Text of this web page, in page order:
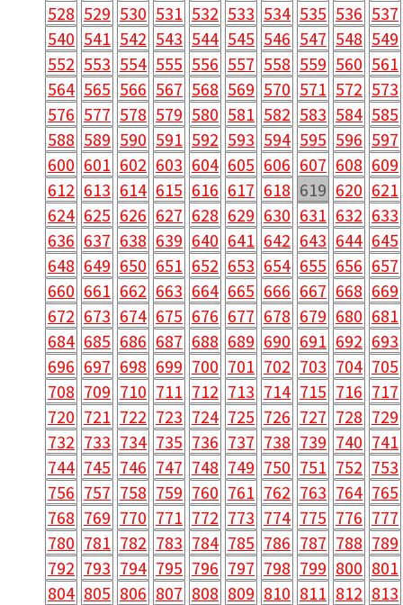
528 529 530 531 532 533 534 535 536 537
540 541 542 543 544 545 546 547 548 549
552 553 554 555 556 557 558 559 560 561
564 565 566 567 568 569 570 571 572 573
576 577 578 579 580 581 582 583 584 585
588 589 590 591 592 593 594 595 596 597
600 601 602 603 604 605 606 607 608 609
612 613 614 615 616 617 618 619 620 621
624 625 626 627 628 629 630 631 632 633
636 637 638 639 640 641 642 643 644 645
648 649 650 651 652 653 654 655 656 657
660 661 662 663 664 665 666 667 668 669
672 673 674 675 676 677 678 679 680 681
684 685 686 687 688 689 690 691 692 693
696 697 698 699 700 701 702 703 704 705
708 709 710 711 712 713 714 715 716 717
720 721 722 723 724 725 726 727 728 729
732 733 734 735 736 737 738 739 740 741
744 745 746 747 748 749 750 751 752 753
756 757 758 759 760 761 762 763 764 765
768 769 770 771 772 773 774 775 776 777
780 781 782 783 784 785 786 787 788 789
792 793 794 795 796 797 798 799 800 801
804 805 806 807 808 809 810 811 812 813